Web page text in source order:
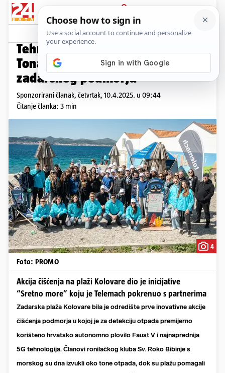
PRIJAVA
Promo sadržaj
Tehnologija u službi okoliša:
Tona otpada izvađena iz
zadarskog podmorja
Sponzorirani članak, četvrtak, 10.4.2025. u 09:44
Čitanje članka: 3 min
4
Foto: PROMO
Akcija čišćenja na plaži Kolovare dio je inicijative
“Sretno more” koju je Telemach pokrenuo s partnerima
Zadarska plaža Kolovare bila je odredište prve inovativne akcije
čišćenja podmorja u kojoj je za detekciju otpada premijerno
korišteno hrvatsko autonomno plovilo Faust V i najnaprednija
5G tehnologija. Članovi ronilačkog kluba Sv. Roko Bibinje s
morskog su dna izvukli oko tone otpada, dok su plažu pomagali